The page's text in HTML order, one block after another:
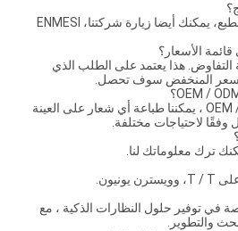
ج1: نقترح عليك طلب عينة. بالطبع، يمكنك أيضا زيارة شركتنا، ENMESI
التفاوض. هذا يعتمد على الطلب الذي
المنخفض سوف تحصل.
ج3:نعم. يتم الترحيب بـ OEM / ODM ، يمكننا طباعة أي شعار على العينة
لاحتياجات مختلفة.
توفير حلول النظارات الذكية ، مع
والتطوير.